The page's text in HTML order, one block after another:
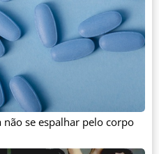
se espalhar pelo corpo